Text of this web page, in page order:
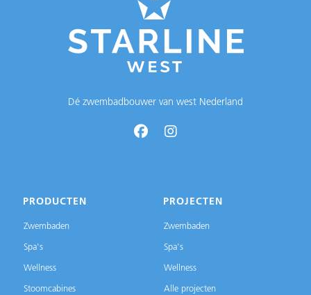
Dé zwembadbouwer van west Nederland
PRODUCTEN
Zwembaden
Spa's
Wellness
Stoomcabines
PROJECTEN
Zwembaden
Spa's
Wellness
Alle projecten